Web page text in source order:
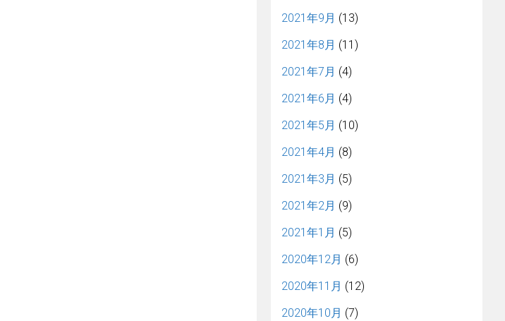
2021年9月 (13)
2021年8月 (11)
2021年7月 (4)
2021年6月 (4)
2021年5月 (10)
2021年4月 (8)
2021年3月 (5)
2021年2月 (9)
2021年1月 (5)
2020年12月 (6)
2020年11月 (12)
2020年10月 (7)